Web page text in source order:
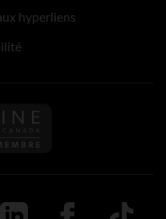
hyperliens
sur Youtube
Suivez nous sur LinkedIn
Suivez nous sur
TikTok